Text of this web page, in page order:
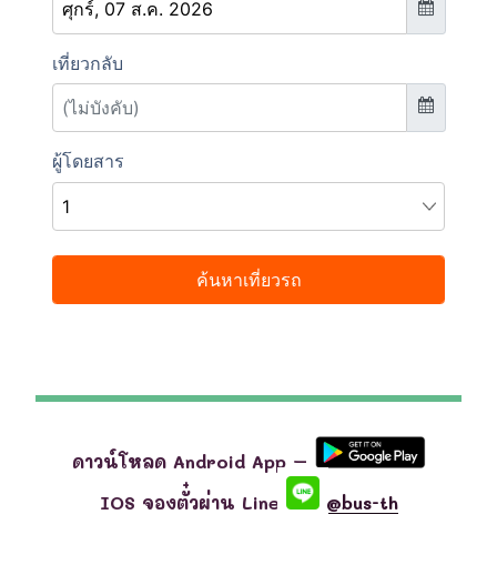
ดาวน์โหลด Android App –
IOS จองตั๋วผ่าน Line
@bus-th